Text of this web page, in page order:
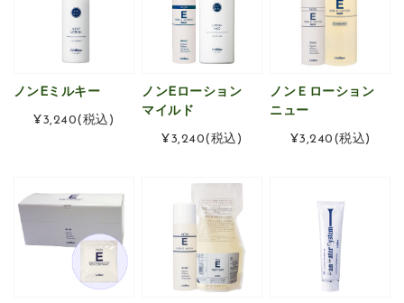
ノンEミルキー
¥3,240(税込)
ノンEローション
マイルド
¥3,240(税込)
ノンＥローション
ニュー
¥3,240 (税込)